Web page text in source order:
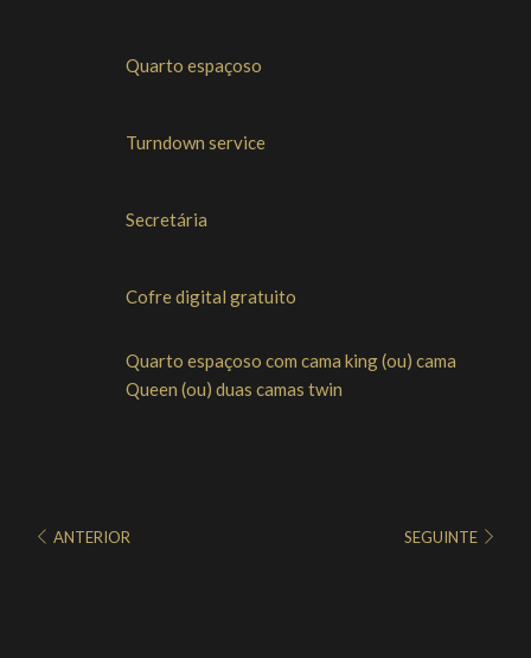
Quarto espaçoso
Turndown service
Secretária
Cofre digital gratuito
Quarto espaçoso com cama king (ou) cama
Queen (ou) duas camas twin
ANTERIOR SEGUINTE